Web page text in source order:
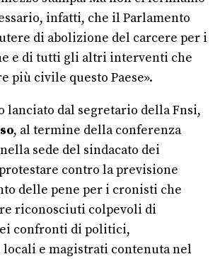
infatti, che il Parlamento
di abolizione del carcere per i
e di tutti gli altri interventi che
più civile questo Paese».
lanciato dal segretario della Fnsi,
, al termine della conferenza
sede del sindacato dei
contro la previsione
delle pene per i cronisti che
riconosciuti colpevoli di
confronti di politici,
e magistrati contenuta nel